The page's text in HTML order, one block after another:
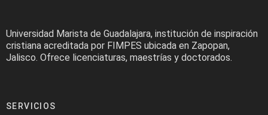
Universidad Marista de Guadalajara, institución de inspiración
cristiana acreditada por FIMPES ubicada en Zapopan,
Jalisco. Ofrece licenciaturas, maestrías y doctorados.
SERVICIOS